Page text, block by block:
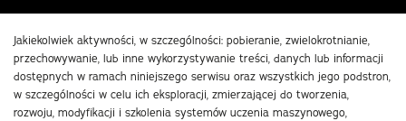
Jakiekolwiek aktywności, w szczególności: pobieranie, zwielokrotnianie,
przechowywanie, lub inne wykorzystywanie treści, danych lub informacji
dostępnych w ramach niniejszego serwisu oraz wszystkich jego podstron,
w szczególności w celu ich eksploracji, zmierzającej do tworzenia,
rozwoju, modyfikacji i szkolenia systemów uczenia maszynowego,